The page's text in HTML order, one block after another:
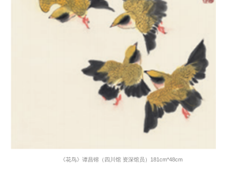
《花鸟》谭昌镕（四川馆 资深馆员） 181cm*48cm